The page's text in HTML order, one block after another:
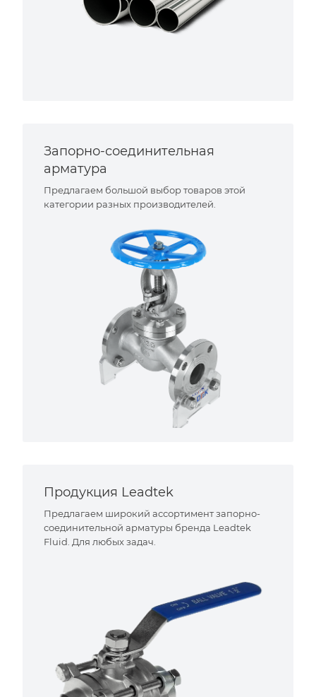
Запорно-соединительная
арматура
Предлагаем большой выбор товаров этой
категории разных производителей.
Продукция Leadtek
Предлагаем широкий ассортимент запорно-
соединительной арматуры бренда Leadtek
Fluid. Для любых задач.